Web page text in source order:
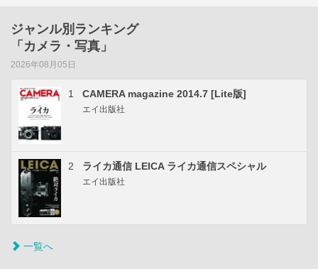
ジャンル別ランキング
「カメラ・写真」
2026年08月05日
1 CAMERA magazine 2014.7 [Lite版]
エイ出版社
2 ライカ通信 LEICA ライカ通信スペシャル
エイ出版社
一覧へ